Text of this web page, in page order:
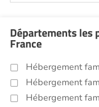
Départements les
France
Hébergement
Hébergement
Hébergement